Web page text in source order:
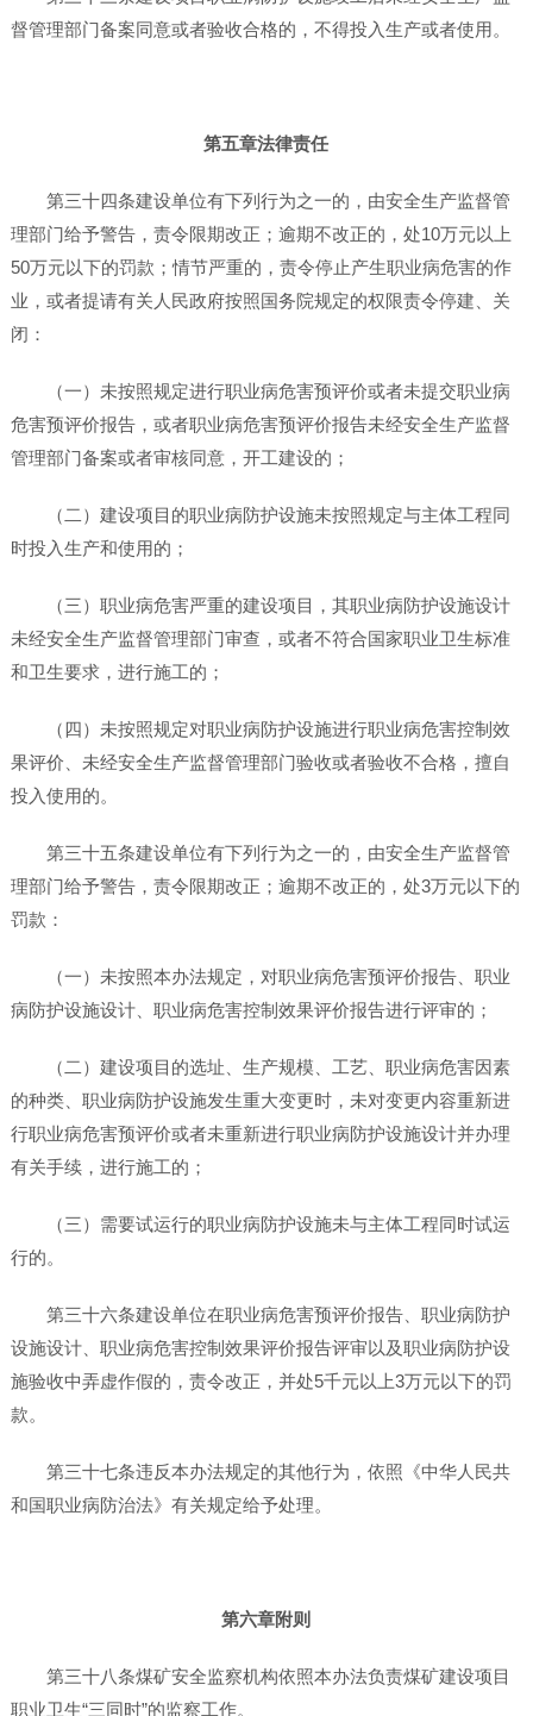
督管理部门备案同意或者验收合格的，不得投入生产或者使用。
第五章法律责任
第三十四条建设单位有下列行为之一的，由安全生产监督管
理部门给予警告，责令限期改正；逾期不改正的，处10万元以上
50万元以下的罚款；情节严重的，责令停止产生职业病危害的作
业，或者提请有关人民政府按照国务院规定的权限责令停建、关
闭：
（一）未按照规定进行职业病危害预评价或者未提交职业病
危害预评价报告，或者职业病危害预评价报告未经安全生产监督
管理部门备案或者审核同意，开工建设的；
（二）建设项目的职业病防护设施未按照规定与主体工程同
时投入生产和使用的；
（三）职业病危害严重的建设项目，其职业病防护设施设计
未经安全生产监督管理部门审查，或者不符合国家职业卫生标准
和卫生要求，进行施工的；
（四）未按照规定对职业病防护设施进行职业病危害控制效
果评价、未经安全生产监督管理部门验收或者验收不合格，擅自
投入使用的。
第三十五条建设单位有下列行为之一的，由安全生产监督管
理部门给予警告，责令限期改正；逾期不改正的，处3万元以下的
罚款：
（一）未按照本办法规定，对职业病危害预评价报告、职业
病防护设施设计、职业病危害控制效果评价报告进行评审的；
（二）建设项目的选址、生产规模、工艺、职业病危害因素
的种类、职业病防护设施发生重大变更时，未对变更内容重新进
行职业病危害预评价或者未重新进行职业病防护设施设计并办理
有关手续，进行施工的；
（三）需要试运行的职业病防护设施未与主体工程同时试运
行的。
第三十六条建设单位在职业病危害预评价报告、职业病防护
设施设计、职业病危害控制效果评价报告评审以及职业病防护设
施验收中弄虚作假的，责令改正，并处5千元以上3万元以下的罚
款。
第三十七条违反本办法规定的其他行为，依照《中华人民共
和国职业病防治法》有关规定给予处理。
第六章附则
第三十八条煤矿安全监察机构依照本办法负责煤矿建设项目
职业卫生“三同时”的监察工作。